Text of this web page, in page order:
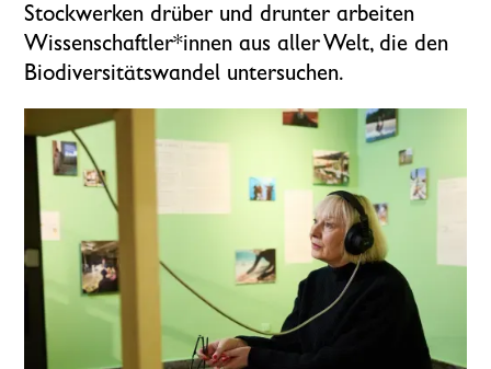
Stockwerken drüber und drunter arbeiten
Wissen­­schaftler*innen aus aller Welt, die den
Bio­­­diversitäts­wandel untersuchen.